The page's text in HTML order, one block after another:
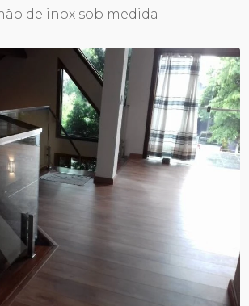
de inox sob medida